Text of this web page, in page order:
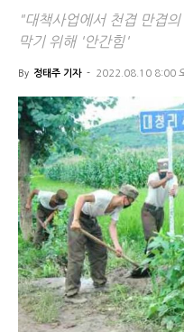
"대책사업에서 천겹 만겹
막기 위해 '안간힘'
By 정태주 기자 - 2022.08.10 8:00